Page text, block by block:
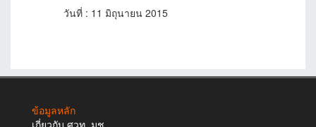
วันที่ : 11 มิถุนายน 2015
ข้อมูลหลัก